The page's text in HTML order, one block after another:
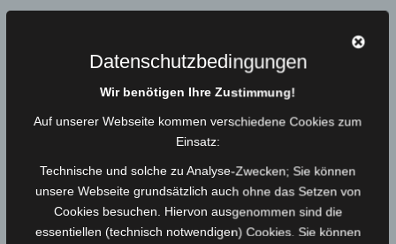
Die Ausbildung erfolgt in:
Rechte und Plichte
Unfallverhütungsvorschrifte
Knoten und Stiche
Fahrzeug- und Gerätekunde
Feuerwehrfunk
Einfache Technische Hilfeleistung
Erste Hilfe
Datenschutzbedingungen
Wir benötigen Ihre Zustimmung!
Auf unserer Webseite kommen verschiedene Cookies zum
Einsatz:
Technische und solche zu Analyse-Zwecken; Sie können
unsere Webseite grundsätzlich auch ohne das Setzen von
Cookies besuchen. Hiervon ausgenommen sind die
essentiellen (technisch notwendigen) Cookies. Sie können